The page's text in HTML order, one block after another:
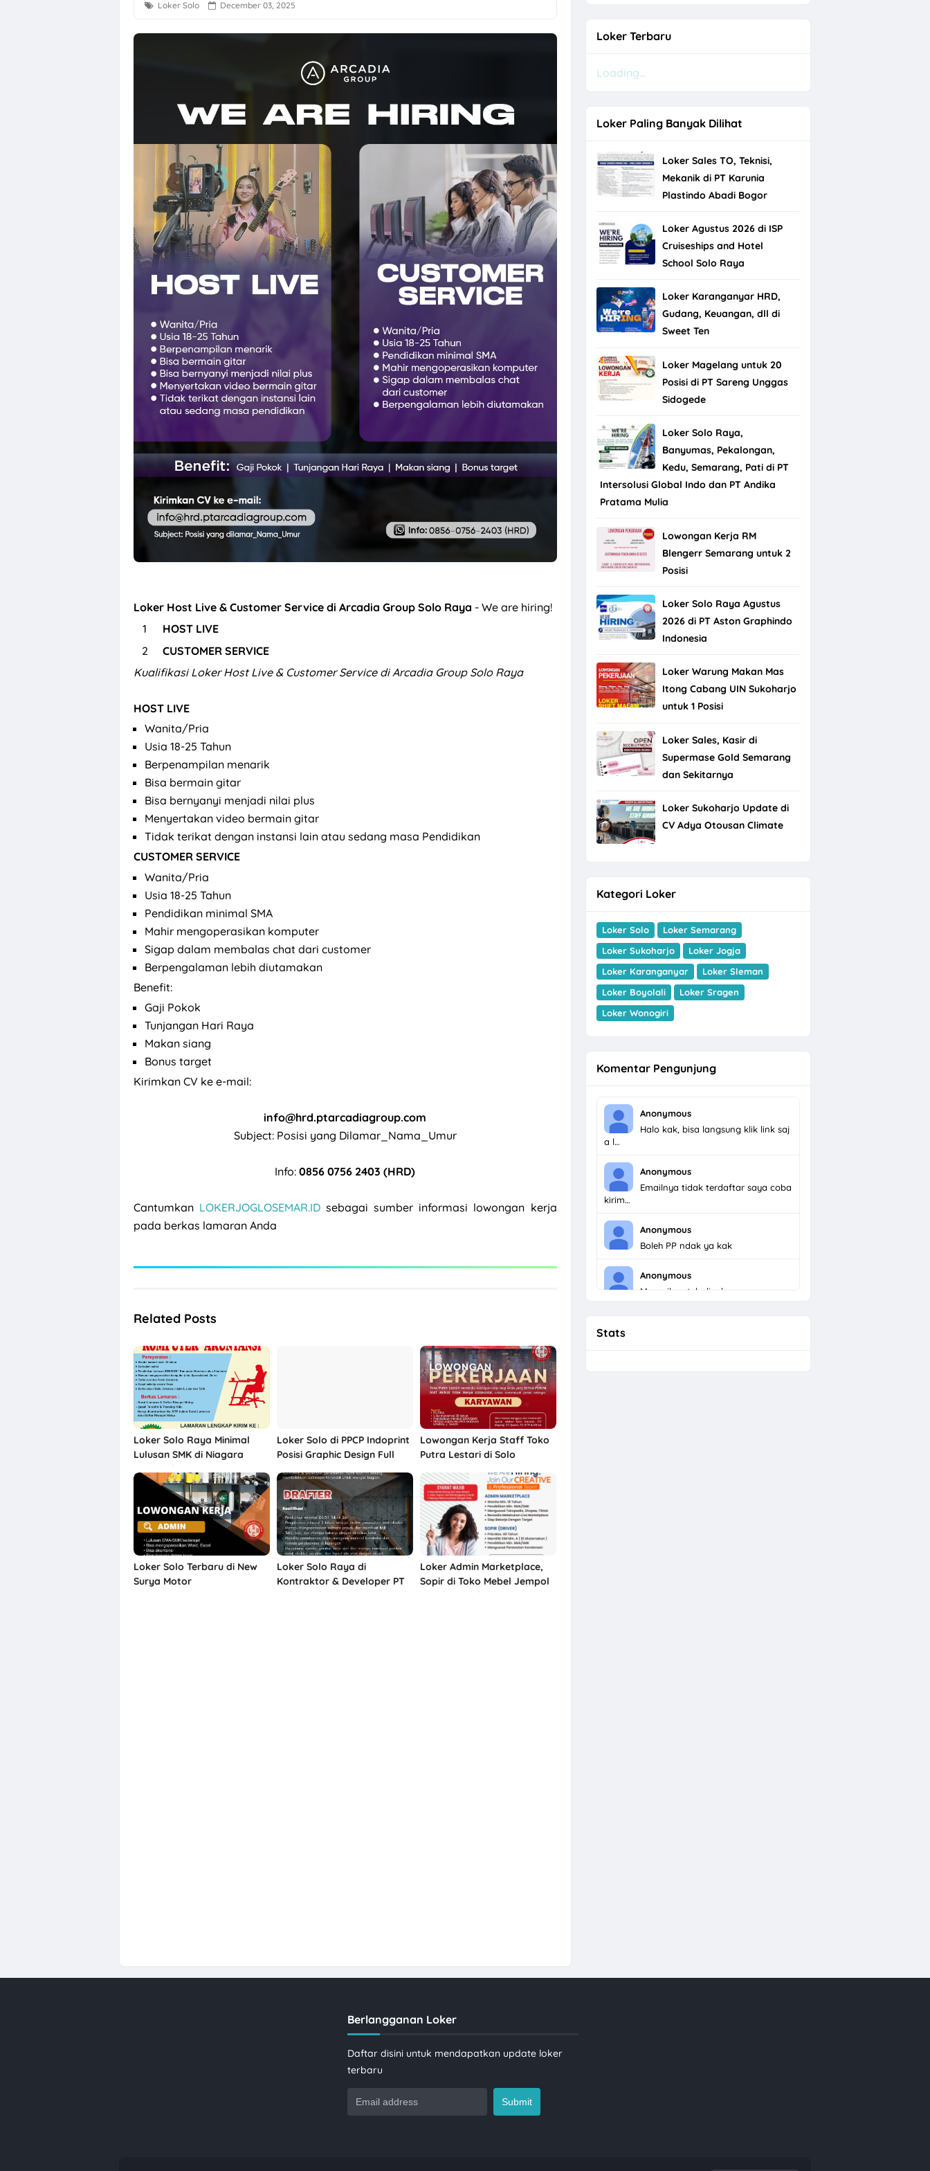
Loker Solo Raya Crew Dapur, Personal Hygiene, Staff TAF, dll di CV Pesta Abadi
Loker Sukoharjo untuk 2 Posisi di Chery Solo Baru (PT Pradipta Cakra Buana)
Lowongan Kerja Anak Panah Kopi Yogyakarta untuk 2 Posisi
Loker QC, PPIC, Operator Flexo di PT Quark Quality Pack Semarang
Loker Crew Store di TIANLALA Ice Cream, Tea & Coffee Gatot Subroto Solo
Lowongan Kerja Part Time Semarang di W3GG
Loker Human Resource & General Affairs di Plamongan Indah Learning Center Demak
Loker Semarang Driver di PT Sumberdaya Dian Mandiri
Loker Sleman di PT Bigga Damai Utama Bulan Agustus 2026
Loker Solo Raya Minimal Lulusan SMK di Niagara Kosmetik
Loker Solo December 03, 2025
Loker Host Live & Customer Service di Arcadia Group Solo Raya - We are hiring!
HOST LIVE
CUSTOMER SERVICE
Kualifikasi Loker Host Live & Customer Service di Arcadia Group Solo Raya
HOST LIVE
Wanita/Pria
Usia 18-25 Tahun
Berpenampilan menarik
Bisa bermain gitar
Bisa bernyanyi menjadi nilai plus
Menyertakan video bermain gitar
Tidak terikat dengan instansi lain atau sedang masa Pendidikan
CUSTOMER SERVICE
Wanita/Pria
Usia 18-25 Tahun
Pendidikan minimal SMA
Mahir mengoperasikan komputer
Sigap dalam membalas chat dari customer
Berpengalaman lebih diutamakan
Benefit:
Gaji Pokok
Tunjangan Hari Raya
Makan siang
Bonus target
Kirimkan CV ke e-mail:
info@hrd.ptarcadiagroup.com
Subject: Posisi yang Dilamar_Nama_Umur
Info: 0856 0756 2403 (HRD)
Cantumkan LOKERJOGLOSEMAR.ID sebagai sumber informasi lowongan kerja
pada berkas lamaran Anda
Related Posts
Loker Solo Raya Minimal
Lulusan SMK di Niagara
Kosmetik
Loker Solo di PPCP Indoprint
Posisi Graphic Design Full
Lowongan Kerja Staff Toko
Putra Lestari di Solo
Loker Solo Terbaru di New
Surya Motor
Loker Solo Raya di
Kontraktor & Developer PT
Cakrawala Pratama
Loker Admin Marketplace,
Sopir di Toko Mebel Jempol
Nusukan, Solo
Loker Terbaru
Loading...
Loker Paling Banyak Dilihat
Loker Sales TO, Teknisi,
Mekanik di PT Karunia
Plastindo Abadi Bogor
Loker Agustus 2026 di ISP
Cruiseships and Hotel
School Solo Raya
Loker Karanganyar HRD,
Gudang, Keuangan, dll di
Sweet Ten
Loker Magelang untuk 20
Posisi di PT Sareng Unggas
Sidogede
Loker Solo Raya,
Banyumas, Pekalongan,
Kedu, Semarang, Pati di PT
Intersolusi Global Indo dan PT Andika
Pratama Mulia
Lowongan Kerja RM
Blengerr Semarang untuk 2
Posisi
Loker Solo Raya Agustus
2026 di PT Aston Graphindo
Indonesia
Loker Warung Makan Mas
Itong Cabang UIN Sukoharjo
untuk 1 Posisi
Loker Sales, Kasir di
Supermase Gold Semarang
dan Sekitarnya
Loker Sukoharjo Update di
CV Adya Otousan Climate
Kategori Loker
Loker Solo
Loker Semarang
Loker Sukoharjo
Loker Jogja
Loker Karanganyar
Loker Sleman
Loker Boyolali
Loker Sragen
Loker Wonogiri
Komentar Pengunjung
Anonymous
Halo kak, bisa langsung klik link saj
a l…
Anonymous
Emailnya tidak terdaftar saya coba
kirim…
Anonymous
Boleh PP ndak ya kak
Anonymous
Menarik untuk dicoba
Stats
Berlangganan Loker
Daftar disini untuk mendapatkan update loker
terbaru